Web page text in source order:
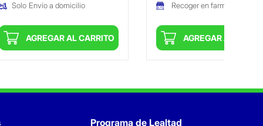
Solo Envío a domicilio
AGREGAR AL CARRITO
Recoger en farmacia
AGREGAR AL
Programa de Lealtad